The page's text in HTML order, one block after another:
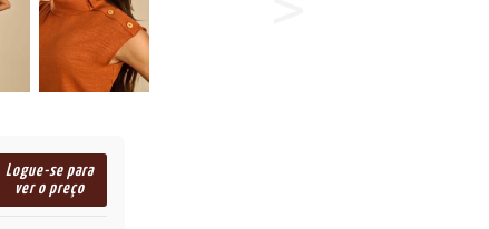
Logue-se para
ver o preço